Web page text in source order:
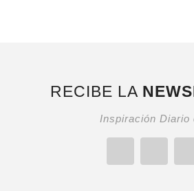
RECIBE LA
Inspiración Diario